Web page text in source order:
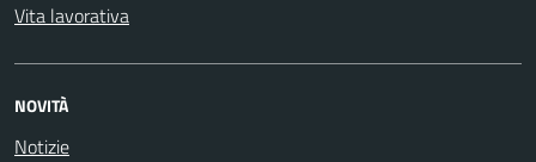
Vita lavorativa
NOVITÀ
Notizie